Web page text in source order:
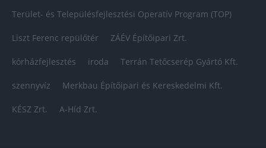
Terület- és Településfejlesztési Operatív Program (TOP)
Liszt Ferenc repülőtér ZÁÉV Építőipari Zrt.
kórházfejlesztés iroda Terrán Tetőcserép Gyártó Kft.
szennyvíz Merkbau Építőipari és Kereskedelmi Kft.
KÉSZ Zrt. A-Híd Zrt.